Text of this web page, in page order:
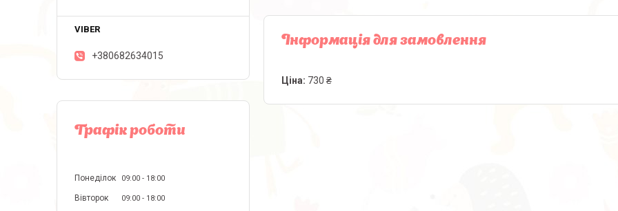
Інформація для замовлення
Ціна: 730 ₴
+380682634015
Графік роботи
Понеділок 09:00 18:00
Вівторок 09:00 18:00